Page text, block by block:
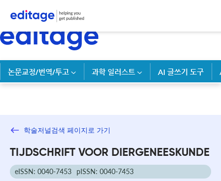
논문교정/번역/투고 과학 일러스트 AI 글쓰기 도구
학술저널검색 페이지로 가기
TIJDSCHRIFT VOOR DIERGENEESKUNDE
eISSN: 0040-7453 pISSN: 0040-7453